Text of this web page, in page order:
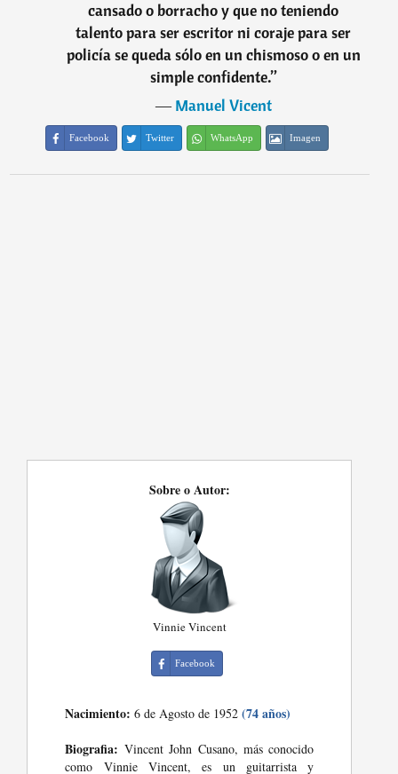
cansado o borracho y que no teniendo
talento para ser escritor ni coraje para ser
policía se queda sólo en un chismoso o en un
simple confidente.”
―Manuel Vicent
Facebook Twitter WhatsApp Imagen
Sobre o Autor:
Vinnie Vincent
Facebook
Nacimiento: 6 de Agosto de 1952(74 años)
Biografia: Vincent John Cusano, más conocido
como Vinnie Vincent, es un guitarrista y